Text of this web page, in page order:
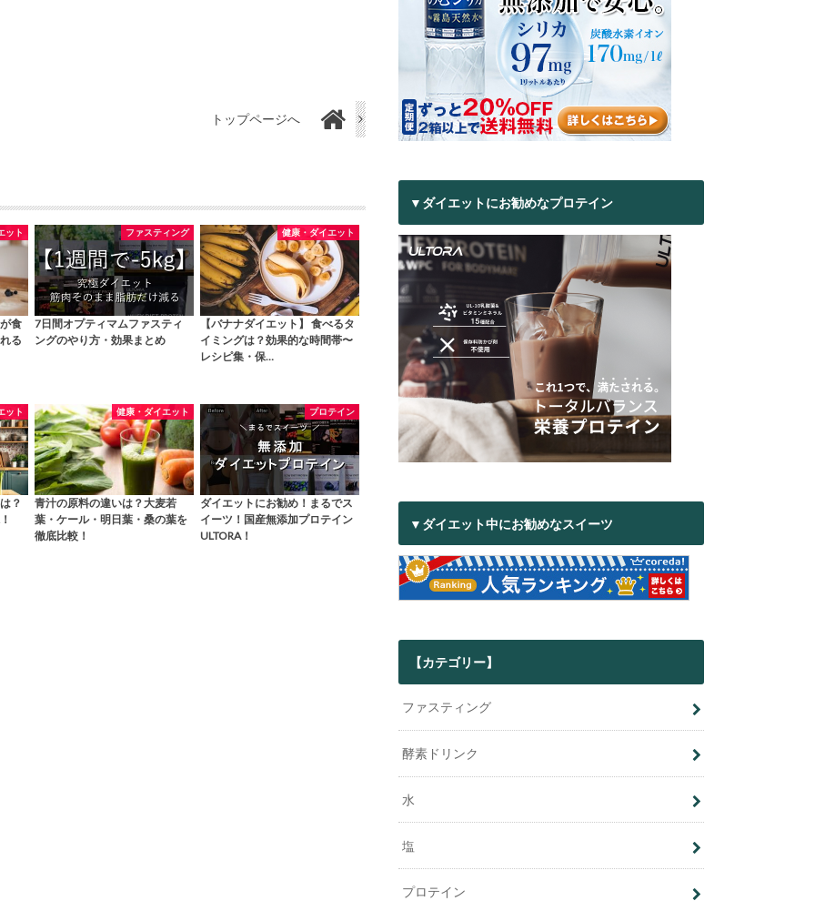
トップページへ
ット
食
る
ファスティング
7日間オプティマムファスティ
ングのやり方・効果まとめ
健康・ダイエット
【バナナダイエット】 食べるタ
イミングは？効果的な時間帯〜
レシピ集・保…
ット
？
健康・ダイエット
青汁の原料の違いは？大麦若
葉・ケール・明日葉・桑の葉を
徹底比較！
プロテイン
ダイエットにお勧め！まるでス
イーツ！国産無添加プロテイン
ULTORA！
▼ダイエットにお勧めなプロテイン
▼ダイエット中にお勧めなスイーツ
【カテゴリー】
ファスティング
酵素ドリンク
水
塩
プロテイン